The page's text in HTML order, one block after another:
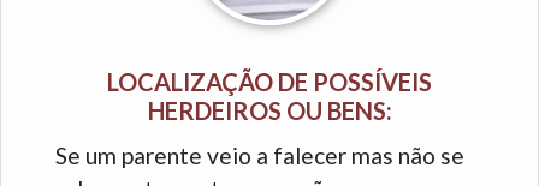
LOCALIZAÇÃO DE POSSÍVEIS
HERDEIROS OU BENS:
Se um parente veio a falecer mas não se